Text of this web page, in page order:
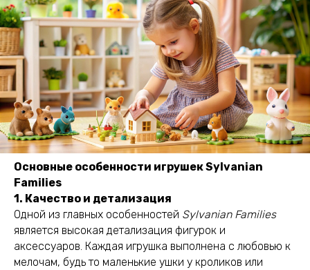
Основные особенности игрушек Sylvanian
Families
1. Качество и детализация
Одной из главных особенностей Sylvanian Families
является высокая детализация фигурок и
аксессуаров. Каждая игрушка выполнена с любовью к
мелочам, будь то маленькие ушки у кроликов или